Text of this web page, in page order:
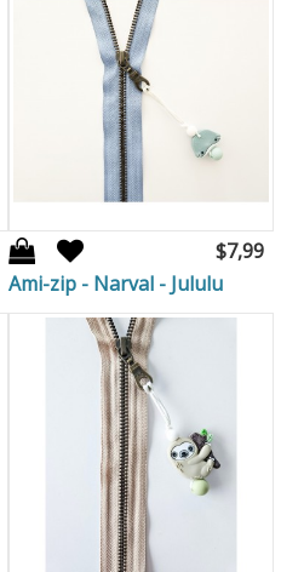
$7,99
Ami-zip - Narval - Jululu